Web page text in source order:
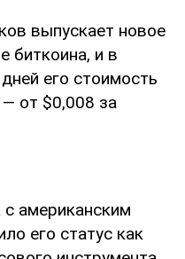
выпускает новое
биткоина, и в
его стоимость
от $0,008 за
с американским
его статус как